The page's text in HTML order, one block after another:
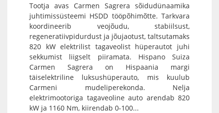
Tootja avas Carmen Sagrera sõidudünaamika
juhtimissüsteemi HSDD tööpõhimõtte. Tarkvara
koordineerib veojõudu, stabiilsust,
regeneratiivpidurdust ja jõujaotust, taltsutamaks
820 kW elektrilist tagaveolist hüperautot juhi
sekkumist liigselt piiramata. Hispano Suiza
Carmen Sagrera on Hispaania margi
täiselektriline luksushüperauto, mis kuulub
Carmeni mudeliperekonda. Nelja
elektrimootoriga tagaveoline auto arendab 820
kW ja 1160 Nm, kiirendab 0-100...